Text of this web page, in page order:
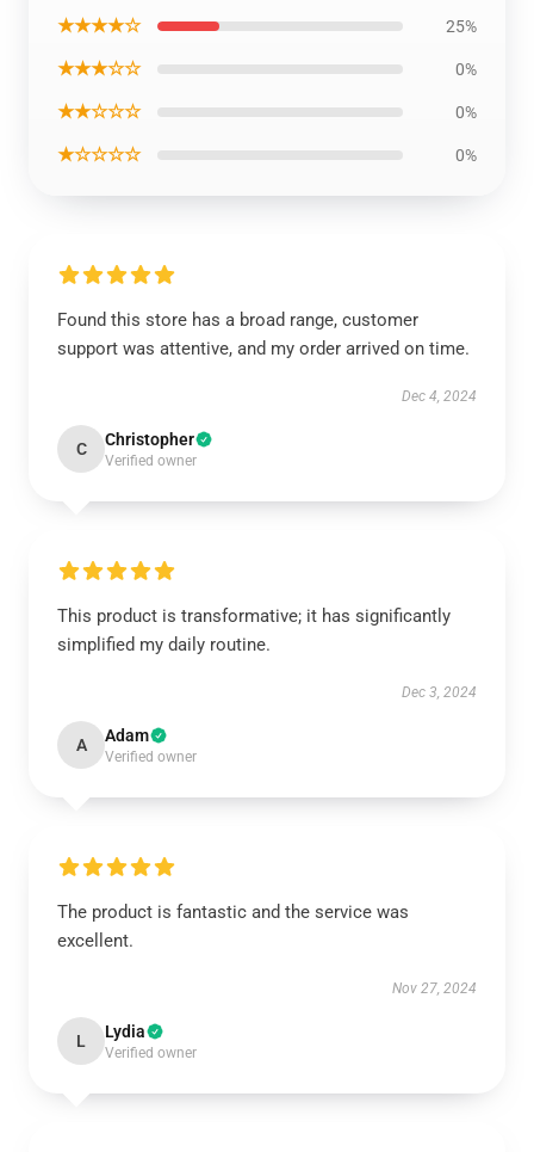
★★★★☆ 25%
★★★☆☆ 0%
★★☆☆☆ 0%
★☆☆☆☆ 0%
Found this store has a broad range, customer
support was attentive, and my order arrived on time.
Dec 4, 2024
C Christopher
Verified owner
This product is transformative; it has significantly
simplified my daily routine.
Dec 3, 2024
A Adam
Verified owner
The product is fantastic and the service was
excellent.
Nov 27, 2024
L Lydia
Verified owner